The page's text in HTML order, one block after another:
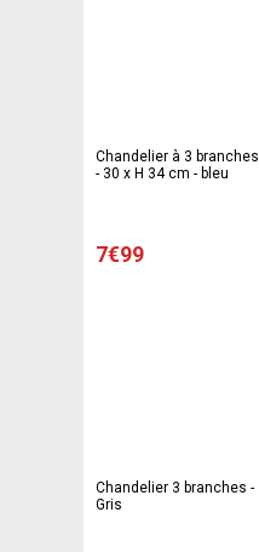
Chandelier à 3 branches
- 30 x H 34 cm - bleu
7€99
Chandelier 3 branches -
Gris